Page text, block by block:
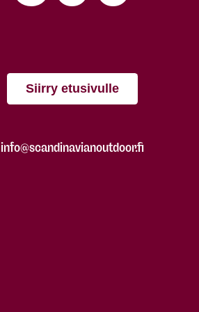
Siirry etusivulle
info@scandinavianoutdoor.fi